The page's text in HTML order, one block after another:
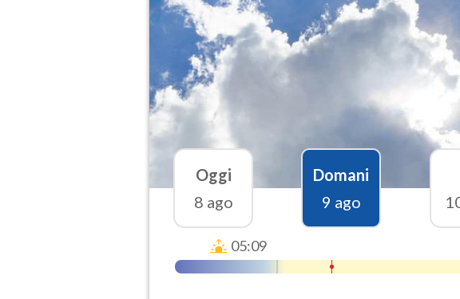
Oggi
8 ago
Domani
9 ago
05:09